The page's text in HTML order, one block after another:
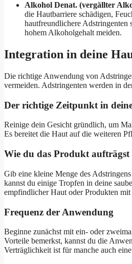
Alkohol Denat. (vergällter
die Hautbarriere schädigen,
hautfreundlichere
hohem Alkoholgehalt meiden.
Integration in deine
Die richtige Anwendung von
vermeiden. Adstringenten werden in
Der richtige Zeitpunkt in
Reinige dein Gesicht gründlich, um
Es bereitet die Haut auf die weiteren
Wie du das Produkt aufträgst
Gib eine kleine Menge des
kannst du einige Tropfen in deine
empfindlicher Haut oder Produkten mit
Frequenz der Anwendung
Beginne zunächst mit ein- oder
Vorteile bemerkst, kannst du die
Verträglichkeit ist für manche auch